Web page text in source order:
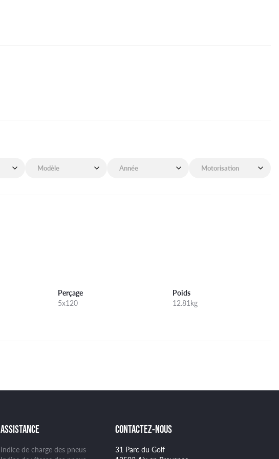
Perçage
5x120
Poids
12.81kg
ASSISTANCE
Indice de charge des pneus
CONTACTEZ-NOUS
31 Parc du Golf